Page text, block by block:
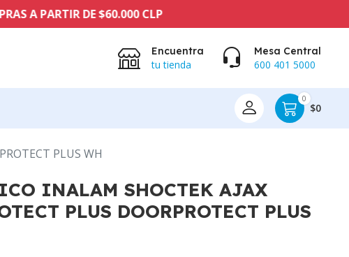
PARTIR DE $60.000 CLP
Encuentra
tu tienda
Mesa Central
600 401 5000
0
$0
PLUS WH
INALAM SHOCTEK AJAX
PLUS DOORPROTECT PLUS